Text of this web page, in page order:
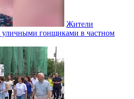
Жители
уличными гонщиками в частном